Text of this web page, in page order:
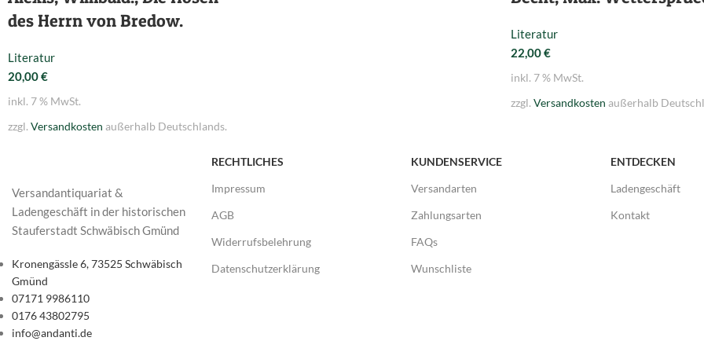
des Herrn von Bredow.
Literatur
20,00€
inkl. 7 % MwSt.
zzgl. Versandkosten außerhalb Deutschlands.
Literatur
22,00€
inkl. 7 % MwSt.
zzgl. Versandkosten außerhalb
Versandantiquariat &
Ladengeschäft in der historischen
Stauferstadt Schwäbisch Gmünd
Kronengässle 6, 73525 Schwäbisch
Gmünd
07171 9986110
0176 43802795
info@andanti.de
RECHTLICHES
Impressum
AGB
Widerrufsbelehrung
Datenschutzerklärung
KUNDENSERVICE
Versandarten
Zahlungsarten
FAQs
Wunschliste
ENTDECKEN
Ladengeschäft
Kontakt